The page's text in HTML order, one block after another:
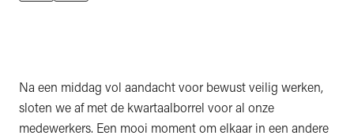
Na een middag vol aandacht voor bewust veilig werken,
sloten we af met de kwartaalborrel voor al onze
medewerkers. Een mooi moment om elkaar in een andere